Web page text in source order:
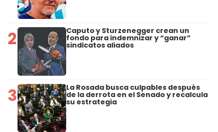
2 Caputo y Sturzenegger crean un
fondo para indemnizar y “ganar”
sindicatos aliados
3 La Rosada busca culpables después
de la derrota en el Senado y recalcula
su estrategia